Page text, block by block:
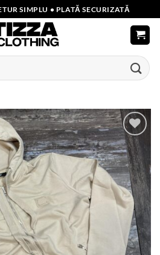
SIMPLU • PLATĂ SECURIZATĂ
Add to
wishlist